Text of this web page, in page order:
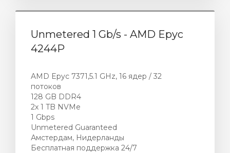
Unmetered 1 Gb/s - AMD Epyc
4244P
AMD Epyc 7371,5.1 GHz, 16 ядер / 32
потоков
128 GB DDR4
2х 1 TB NVMe
1 Gbps
Unmetered Guaranteed
Амстердам, Нидерланды
Бесплатная поддержка 24/7